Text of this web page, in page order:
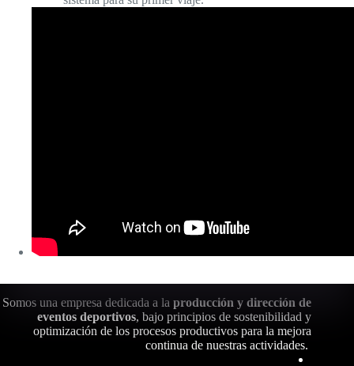
Somos una empresa dedicada a laproducción y dirección de
eventos deportivos, bajo principios de sostenibilidad y
optimización de los procesos productivos para la mejora
continua de nuestras actividades.